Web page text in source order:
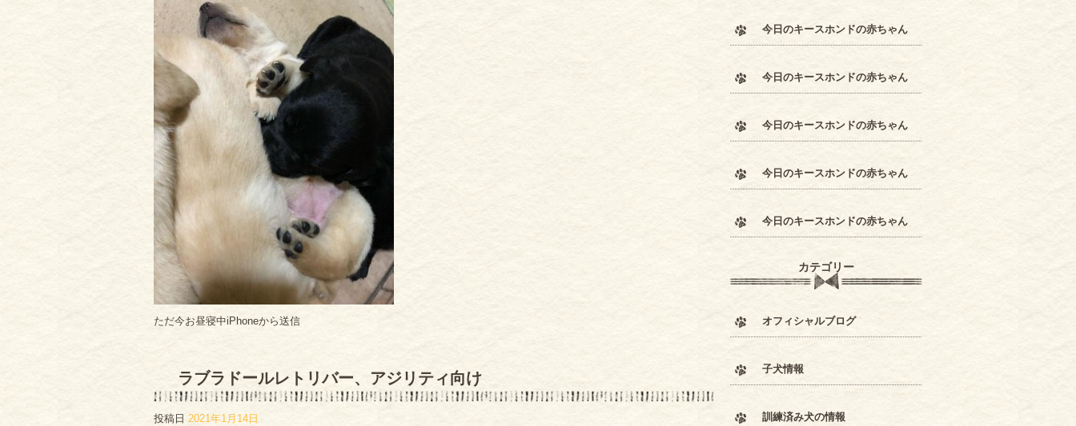
ただ今お昼寝中iPhoneから送信
ラブラドールレトリバー、アジリティ向け
投稿日 2021年1月14日
今日のキースホンドの赤ちゃん
今日のキースホンドの赤ちゃん
今日のキースホンドの赤ちゃん
今日のキースホンドの赤ちゃん
今日のキースホンドの赤ちゃん
カテゴリー
オフィシャルブログ
子犬情報
訓練済み犬の情報